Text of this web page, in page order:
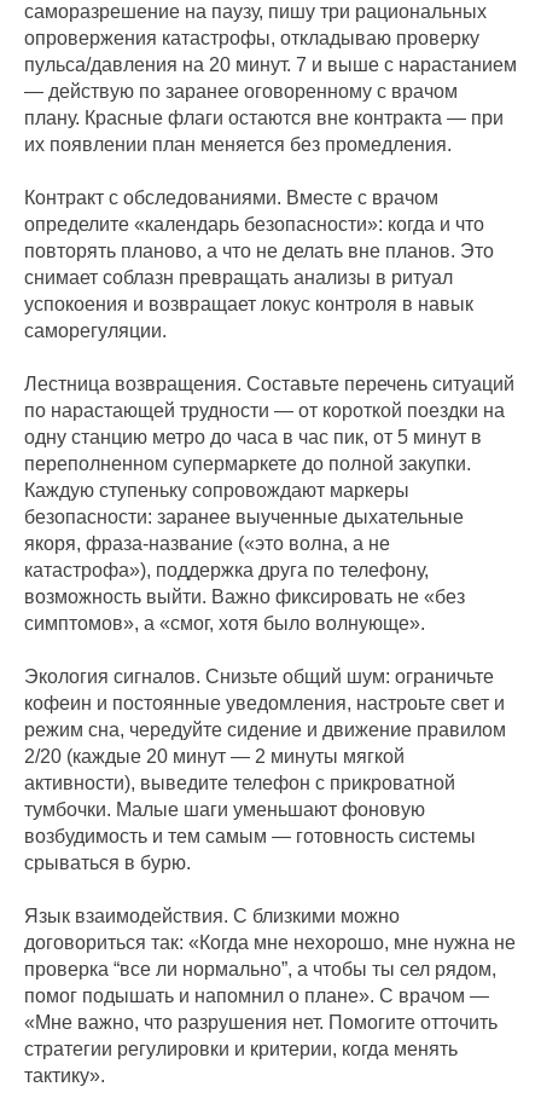
саморазрешение на паузу, пишу три рациональных
опровержения катастрофы, откладываю проверку
пульса/давления на 20 минут. 7 и выше с нарастанием
— действую по заранее оговоренному с врачом
плану. Красные флаги остаются вне контракта — при
их появлении план меняется без промедления.
Контракт с обследованиями. Вместе с врачом
определите «календарь безопасности»: когда и что
повторять планово, а что не делать вне планов. Это
снимает соблазн превращать анализы в ритуал
успокоения и возвращает локус контроля в навык
саморегуляции.
Лестница возвращения. Составьте перечень ситуаций
по нарастающей трудности — от короткой поездки на
одну станцию метро до часа в час пик, от 5 минут в
переполненном супермаркете до полной закупки.
Каждую ступеньку сопровождают маркеры
безопасности: заранее выученные дыхательные
якоря, фраза-название («это волна, а не
катастрофа»), поддержка друга по телефону,
возможность выйти. Важно фиксировать не «без
симптомов», а «смог, хотя было волнующе».
Экология сигналов. Снизьте общий шум: ограничьте
кофеин и постоянные уведомления, настроьте свет и
режим сна, чередуйте сидение и движение правилом
2/20 (каждые 20 минут — 2 минуты мягкой
активности), выведите телефон с прикроватной
тумбочки. Малые шаги уменьшают фоновую
возбудимость и тем самым — готовность системы
срываться в бурю.
Язык взаимодействия. С близкими можно
договориться так: «Когда мне нехорошо, мне нужна не
проверка “все ли нормально”, а чтобы ты сел рядом,
помог подышать и напомнил о плане». С врачом —
«Мне важно, что разрушения нет. Помогите отточить
стратегии регулировки и критерии, когда менять
тактику».